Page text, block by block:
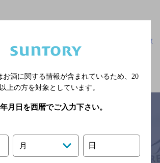
カプリチョーザ イオンモール倉敷
マップ ご意見・ご感想 利用規約
メニューや営業時間などの掲載情報については、
お酒に関する情報が含まれているため、 20
上の方を対象としています。
月日を西暦でご入力下さい。
月 日